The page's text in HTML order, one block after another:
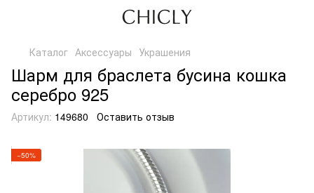
Каталог Аксессуары Украшения
Шарм для браслета бусина кошка
серебро 925
Артикул: 149680 Оставить отзыв
−50%